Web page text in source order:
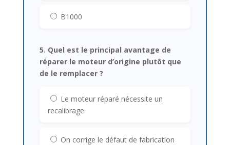
B1000
5. Quel est le principal avantage de
réparer le moteur d’origine plutôt que
de le remplacer ?
Le moteur réparé nécessite un
recalibrage
On corrige le défaut de fabrication